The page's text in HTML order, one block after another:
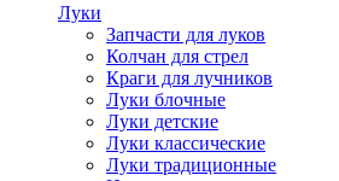
Луки
Запчасти для луков
Колчан для стрел
Краги для лучников
Луки блочные
Луки детские
Луки классические
Луки традиционные